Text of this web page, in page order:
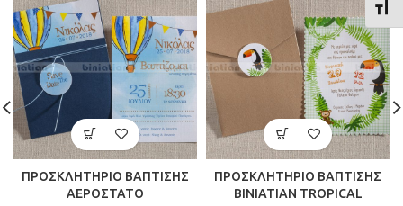
ΠΡΟΣΚΛΗΤΗΡΙΟ ΒΑΠΤΙΣΗΣ
ΑΕΡΟΣΤΑΤΟ
ΠΡΟΣΚΛΗΤΗΡΙΟ ΒΑΠΤΙΣΗΣ
BINIATIAN TROPICAL